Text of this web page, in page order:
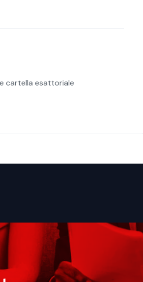
cartella esattoriale